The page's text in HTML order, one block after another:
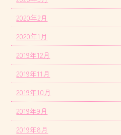
2020年2月
2020年1月
2019年12月
2019年11月
2019年10月
2019年9月
2019年8月